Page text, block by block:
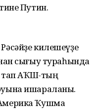
Путин.
килешеүҙе
сығыу тураһында
тап АҠШ-тың
ишараланы.
Ҡушма